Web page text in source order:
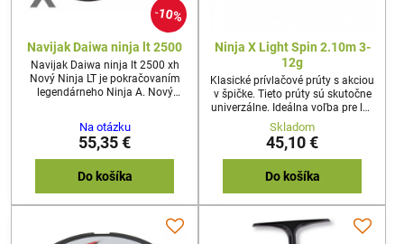
10%
Navijak Daiwa ninja lt 2500
Navijak Daiwa ninja lt 2500 xh
Nový Ninja LT je pokračovaním
legendárneho Ninja A. Nový
rovnomerný chod je skutočným
vrcholom. Vďaka integrácii
konceptu LT sa inžinierom DAIWA
podarilo výrazne znížiť hmotnosť
Na otázku
55,35 €
Do košíka
Ninja X Light Spin 2.10m 3-
12g
Klasické prívlačové prúty s akciou
v špičke. Tieto prúty sú skutočne
univerzálne. Ideálna voľba pre lov
s gumovými nástrahami,
woblermi, plandavkami
i rotačkami.
Skladom
45,10 €
Do košíka